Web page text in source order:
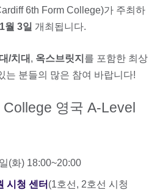
6th Form College)가 주최하
월 3일 개최됩니다.
/치대 , 옥스브릿지 를 포함한 최상
는 분들의 많은 참여 바랍니다!
영국 A-Level
(화) 18:00~20:00
시청 센터 (1호선, 2호선 시청